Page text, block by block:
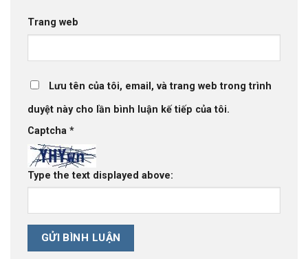
Trang web
Lưu tên của tôi, email, và trang web trong trình
duyệt này cho lần bình luận kế tiếp của tôi.
Captcha *
Type the text displayed above: